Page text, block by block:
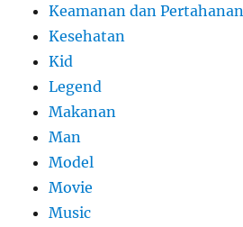
Keamanan dan Pertahanan
Kesehatan
Kid
Legend
Makanan
Man
Model
Movie
Music